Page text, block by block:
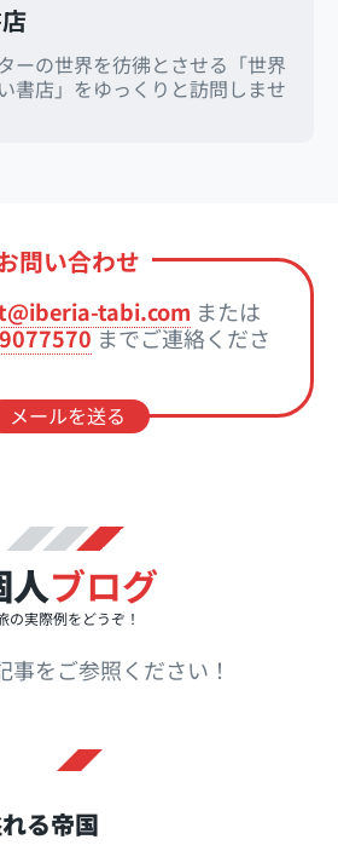
ーの世界を彷彿とさせる「世界
書店」をゆっくりと訪問しませ
問い合わせ
tabi.com または
までご連絡くださ
メールを送る
人ブログ
の実際例をどうぞ！
事をご参照ください！
る帝国